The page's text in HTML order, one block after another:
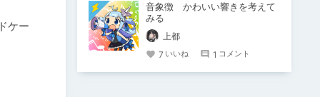
ケー
音象徴 かわいい響きを考えて
みる
上都
7 いいね 1 コメント